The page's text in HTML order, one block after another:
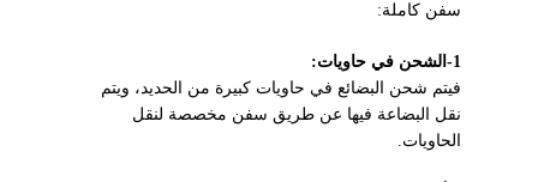
سفن كاملة:
1-الشحن في حاويات:
فيتم شحن البضائع في حاويات كبيرة من الحديد، ويتم
نقل البضاعة فيها عن طريق سفن مخصصة لنقل
الحاويات.